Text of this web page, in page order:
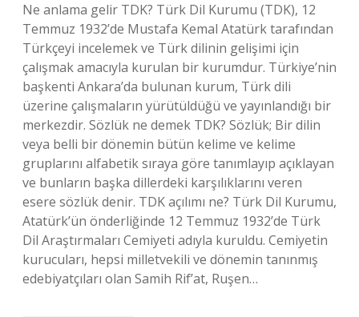
Ne anlama gelir TDK? Türk Dil Kurumu (TDK), 12
Temmuz 1932’de Mustafa Kemal Atatürk tarafından
Türkçeyi incelemek ve Türk dilinin gelişimi için
çalışmak amacıyla kurulan bir kurumdur. Türkiye’nin
başkenti Ankara’da bulunan kurum, Türk dili
üzerine çalışmaların yürütüldüğü ve yayınlandığı bir
merkezdir. Sözlük ne demek TDK? Sözlük; Bir dilin
veya belli bir dönemin bütün kelime ve kelime
gruplarını alfabetik sıraya göre tanımlayıp açıklayan
ve bunların başka dillerdeki karşılıklarını veren
esere sözlük denir. TDK açılımı ne? Türk Dil Kurumu,
Atatürk’ün önderliğinde 12 Temmuz 1932’de Türk
Dil Araştırmaları Cemiyeti adıyla kuruldu. Cemiyetin
kurucuları, hepsi milletvekili ve dönemin tanınmış
edebiyatçıları olan Samih Rif’at, Ruşen…